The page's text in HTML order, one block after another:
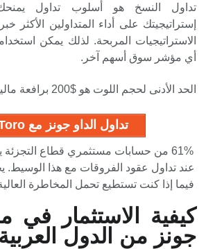
تداول النسخ هو أسلوب تداول يمنحك
إستراتيجيتك على أداء المتداولين الأكثر
أي مؤشر سوق أسهم آخر.
الحد الأدنى لحجم اللوت هو $200 برافعة مالية 20 :1
تداول الداو جونز مع eToro
61% من حسابات مستثمري قطاع
عند تداول عقود الفروقات مع هذا الوسيط.
فيما إذا كنت تستطيع تحمل المخاطرة
كيفية الاستثمار في
جونز من الدول العربية